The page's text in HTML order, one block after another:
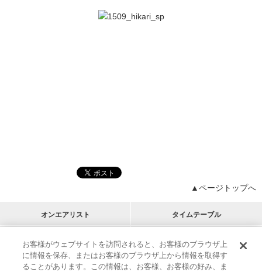
▲ページトップへ
オンエアリスト タイムテーブル
プログラムリスト チャート
アーティストリスト
M-ON!
RECOMMEND
リクエスト
お客様がウェブサイトを訪問されると、お客様のブラウザ上
に情報を保存、またはお客様のブラウザ上から情報を取得す
ることがあります。この情報は、お客様、お客様の好み、ま